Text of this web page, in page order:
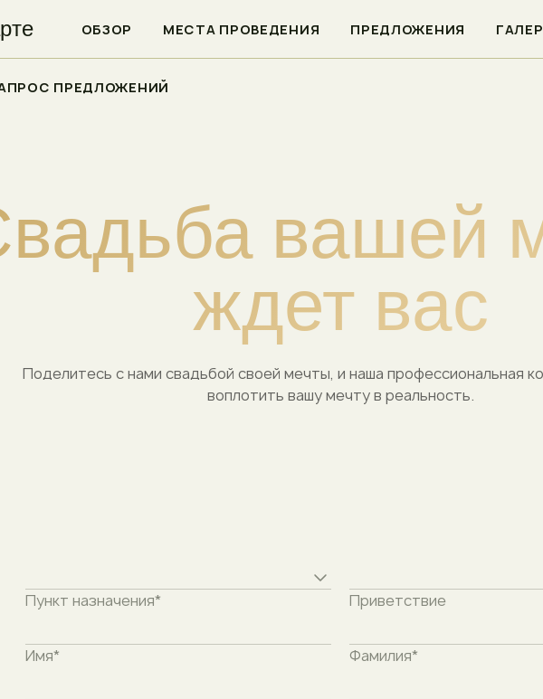
МЕСТОБЗОР МЕСТА ПРОВЕДЕНИЯ ПРЕДЛОЖЕНИЯ
ПРЕДЛОЖЕНИЙ
вадьба вашей
ждет вас
Поделитесь с нами свадьбой своей мечты, и наша профессиональная
воплотить вашу мечту в реальность.
Пункт назначения*
Приветствие
Имя* Фамилия*